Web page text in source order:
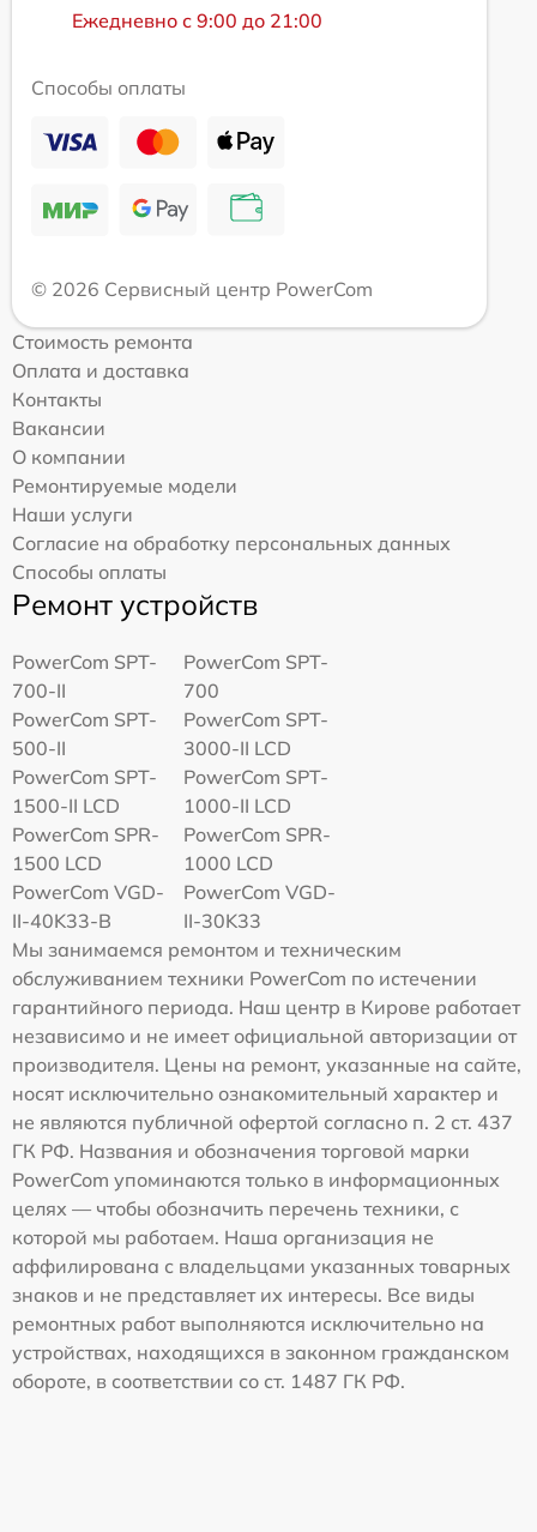
Ежедневно с 9:00 до 21:00
Способы оплаты
© 2026 Сервисный центр PowerCom
Стоимость ремонта
Оплата и доставка
Контакты
Вакансии
О компании
Ремонтируемые модели
Наши услуги
Согласие на обработку персональных данных
Способы оплаты
Ремонт устройств
PowerCom SPT-
700-II
PowerCom SPT-
700
PowerCom SPT-
500-II
PowerCom SPT-
3000-II LCD
PowerCom SPT-
1500-II LCD
PowerCom SPT-
1000-II LCD
PowerCom SPR-
1500 LCD
PowerCom SPR-
1000 LCD
PowerCom VGD-
II-40K33-B
PowerCom VGD-
II-30K33
Мы занимаемся ремонтом и техническим
обслуживанием техники PowerCom по истечении
гарантийного периода. Наш центр в Кирове работает
независимо и не имеет официальной авторизации от
производителя. Цены на ремонт, указанные на сайте,
носят исключительно ознакомительный характер и
не являются публичной офертой согласно п. 2 ст. 437
ГК РФ. Названия и обозначения торговой марки
PowerCom упоминаются только в информационных
целях — чтобы обозначить перечень техники, с
которой мы работаем. Наша организация не
аффилирована с владельцами указанных товарных
знаков и не представляет их интересы. Все виды
ремонтных работ выполняются исключительно на
устройствах, находящихся в законном гражданском
обороте, в соответствии со ст. 1487 ГК РФ.